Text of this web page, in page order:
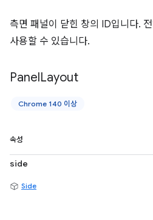
측면 패널이 닫힌 창의 ID입니다.
사용할 수 있습니다.
PanelLayout
Chrome 140 이상
속성
side
Side